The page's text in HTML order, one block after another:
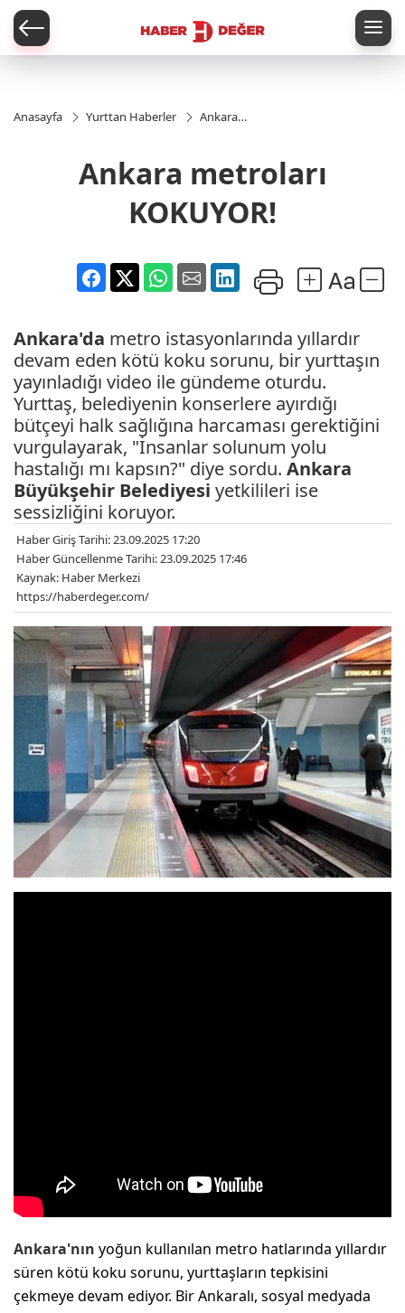
Anasayfa Yurttan Haberler
Ankara
Ankara metroları
KOKUYOR!
Ankara'da metro istasyonlarında yıllardır
devam eden kötü koku sorunu, bir yurttaşın
yayınladığı video ile gündeme oturdu.
Yurttaş, belediyenin konserlere ayırdığı
bütçeyi halk sağlığına harcaması gerektiğini
vurgulayarak, "İnsanlar solunum yolu
hastalığı mı kapsın?" diye sordu. Ankara
Büyükşehir Belediyesi yetkilileri ise
sessizliğini koruyor.
Haber Giriş Tarihi: 23.09.2025 17:20
Haber Güncellenme Tarihi: 23.09.2025 17:46
Kaynak: Haber Merkezi
https://haberdeger.com/
Ankara'nın yoğun kullanılan metro hatlarında yıllardır
süren kötü koku sorunu, yurttaşların tepkisini
çekmeye devam ediyor. Bir Ankaralı, sosyal medyada